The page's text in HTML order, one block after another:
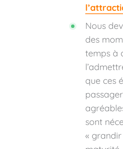
Nous
des
temps à
que ces
sont
«